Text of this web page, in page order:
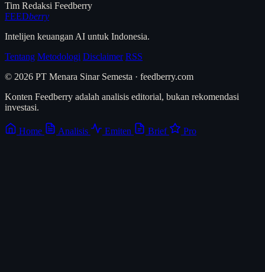
Tim Redaksi Feedberry
FEEDberry
Intelijen keuangan AI untuk Indonesia.
Tentang Metodologi Disclaimer RSS
© 2026 PT Menara Sinar Semesta · feedberry.com
Konten Feedberry adalah analisis editorial, bukan rekomendasi
investasi.
Home Analisis Emiten Brief Pro